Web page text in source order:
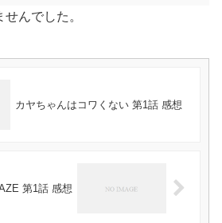
んでした。
カヤちゃんはコワくない 第1話 感想
第1話 感想